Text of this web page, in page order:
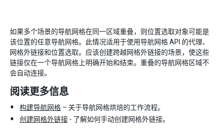
如果多个场景的导航网格在同一区域重叠，则位置选取对象可能是
该位置的任意导航网格。此情况适用于使用导航网格 API 的代理、
网格外链接和位置选取。应该创建跨越网格外链接的场景，使这些
链接仅在一个导航网格上明确开始和结束。重叠的导航网格区域不
会自动连接。
阅读更多信息
构建导航网格 – 关于导航网格烘焙的工作流程。
创建网格外链接 - 了解如何手动创建网格外链接。